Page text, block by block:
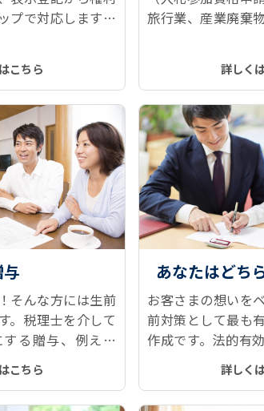
プで対応します！
に、ワンストップ
こちら
旅行業、産業廃棄
詳しく
そんな方には生前
。税理士を介して
る贈与、例えば
「相続時精算課税
ます。
こちら
あなたはどち
お客さまの想いを
前対策として最も
作成です。法的有
と、作っておいて
遺言書本文、付
す。
詳しく